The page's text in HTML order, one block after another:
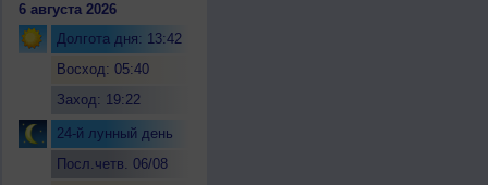
6 августа 2026
Долгота дня: 13:42
Восход: 05:40
Заход: 19:22
24-й лунный день
Посл.четв. 06/08